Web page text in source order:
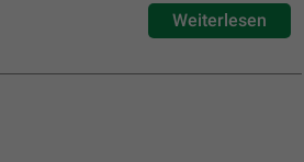
Weiterlesen